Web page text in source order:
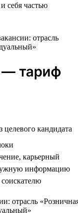
себя частью
— тариф
целевого кандидата
карьерный
информацию